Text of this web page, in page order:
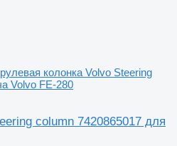
рулевая колонка Volvo Steering
Volvo FE-280
column 7420865017 для